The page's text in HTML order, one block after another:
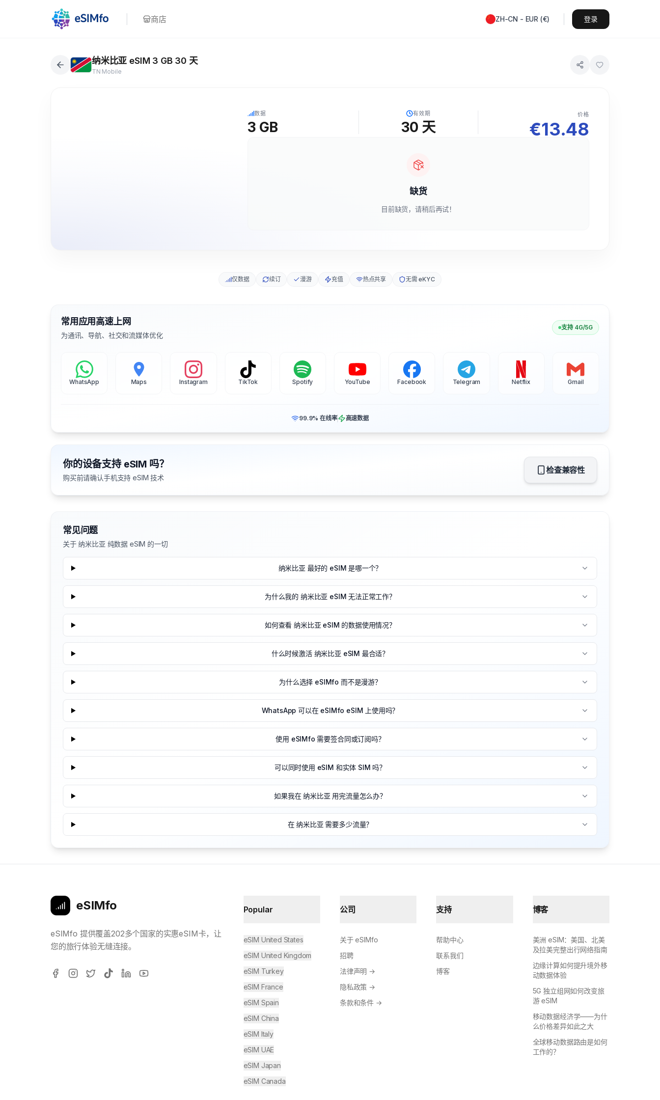
商店 ZH-CN - EUR (€) 登录
纳米比亚 eSIM 3 GB 30 天
TN Mobile
数据
3 GB
有效期
30 天
价格
€13.48
缺货
目前缺货，请稍后再试！
仅数据 续订 漫游 充值 热点共享 无需 eKYC
常用应用高速上网
为通讯、导航、社交和流媒体优化
支持 4G/5G
WhatsApp Maps Instagram TikTok Spotify YouTube Facebook Telegram Netflix Gmail
99.9% 在线率 高速数据
你的设备支持 eSIM 吗？
购买前请确认手机支持 eSIM 技术
检查兼容性
常见问题
关于 纳米比亚 纯数据 eSIM 的一切
纳米比亚 最好的 eSIM 是哪一个？
为什么我的 纳米比亚 eSIM 无法正常工作？
如何查看 纳米比亚 eSIM 的数据使用情况？
什么时候激活 纳米比亚 eSIM 最合适？
为什么选择 eSIMfo 而不是漫游？
WhatsApp 可以在 eSIMfo eSIM 上使用吗？
使用 eSIMfo 需要签合同或订阅吗？
可以同时使用 eSIM 和实体 SIM 吗？
如果我在 纳米比亚 用完流量怎么办？
在 纳米比亚 需要多少流量？
eSIMfo
eSIMfo 提供覆盖202多个国家的实惠eSIM卡，让
您的旅行体验无缝连接。
Popular
eSIM United States
eSIM United Kingdom
eSIM Turkey
eSIM France
eSIM Spain
eSIM China
eSIM Italy
eSIM UAE
eSIM Japan
eSIM Canada
公司
关于 eSIMfo
招聘
法律声明 →
隐私政策 →
条款和条件 →
支持
帮助中心
联系我们
博客
博客
美洲 eSIM：美国、北美
及拉美完整出行网络指南
边缘计算如何提升境外移
动数据体验
5G 独立组网如何改变旅
游 eSIM
移动数据经济学——为什
么价格差异如此之大
全球移动数据路由是如何
工作的？